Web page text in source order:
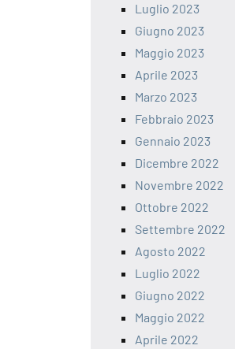
Luglio 2023
Giugno 2023
Maggio 2023
Aprile 2023
Marzo 2023
Febbraio 2023
Gennaio 2023
Dicembre 2022
Novembre 2022
Ottobre 2022
Settembre 2022
Agosto 2022
Luglio 2022
Giugno 2022
Maggio 2022
Aprile 2022